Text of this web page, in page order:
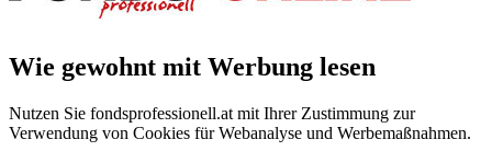
Wie gewohnt mit Werbung lesen
Nutzen Sie fondsprofessionell.at mit Ihrer Zustimmung zur
Verwendung von Cookies für Webanalyse und Werbemaßnahmen.